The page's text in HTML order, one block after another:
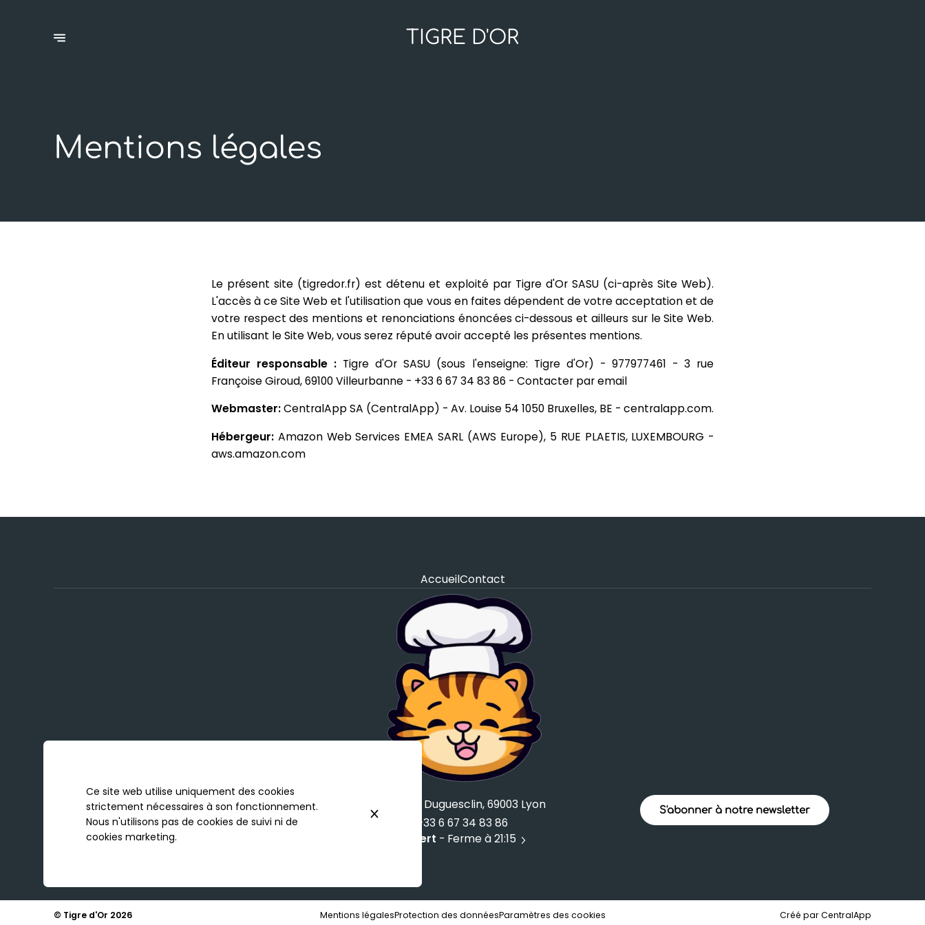
TIGRE D'OR
Mentions légales
Le présent site (tigredor.fr) est détenu et exploité par Tigre d'Or SASU (ci-après Site Web).
L'accès à ce Site Web et l'utilisation que vous en faites dépendent de votre acceptation et de
votre respect des mentions et renonciations énoncées ci-dessous et ailleurs sur le Site Web.
En utilisant le Site Web, vous serez réputé avoir accepté les présentes mentions.
Éditeur responsable :Tigre d'Or SASU (sous l'enseigne: Tigre d'Or) - 977977461 - 3 rue
Françoise Giroud, 69100 Villeurbanne - +33 6 67 34 83 86 - Contacter par email
Webmaster:CentralApp SA (CentralApp) - Av. Louise 54 1050 Bruxelles, BE - centralapp.com.
Hébergeur: Amazon Web Services EMEA SARL (AWS Europe), 5 RUE PLAETIS, LUXEMBOURG -
aws.amazon.com
AccueilContact
258 Rue Duguesclin, 69003 Lyon
+33 6 67 34 83 86
Ouvert - Ferme à 21:15
S'abonner à notre newsletter
© Tigre d'Or 2026 Mentions légalesProtection des donnéesParamètres des cookies Créé par CentralApp
Ce site web utilise uniquement des cookies
strictement nécessaires à son fonctionnement.
Nous n'utilisons pas de cookies de suivi ni de
cookies marketing.